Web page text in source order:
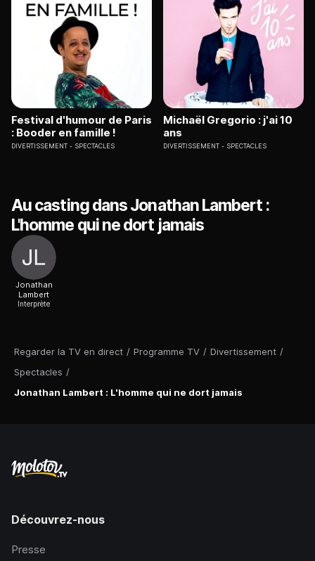
Regarder la TV en direct / Programme TV / Divertissement /
Spectacles /
Jonathan Lambert : L'homme qui ne dort jamais
Festival d'humour de Paris
: Booder en famille !
DIVERTISSEMENT SPECTACLES
Michaël Gregorio : j'ai 10
ans
DIVERTISSEMENT SPECTACLES
Au casting dans Jonathan Lambert :
L'homme qui ne dort jamais
Jonathan
Lambert
Interprète
Découvrez-nous
Presse